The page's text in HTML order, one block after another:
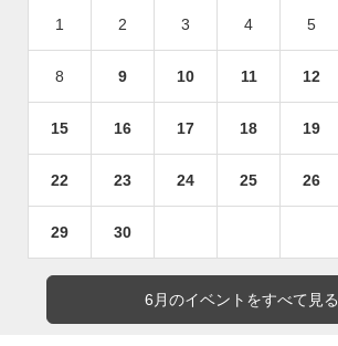
1 2 3 4 5
8 9 10 11 12
15 16 17 18 19
22 23 24 25 26
29 30
6月のイベントをすべて見る